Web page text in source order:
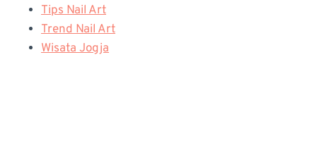
Tips Nail Art
Trend Nail Art
Wisata Jogja